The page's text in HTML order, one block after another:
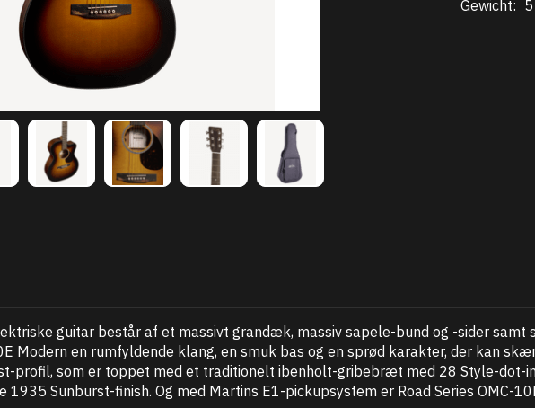
Gewicht:
guitar består af et massivt grandæk, massiv sapele-bund og -sider samt
Modern en rumfyldende klang, en smuk bas og en sprød karakter, der kan
profil, som er toppet med et traditionelt ibenholt-gribebræt med 28 Style-dot-
Sunburst-finish. Og med Martins E1-pickupsystem er Road Series OMC-